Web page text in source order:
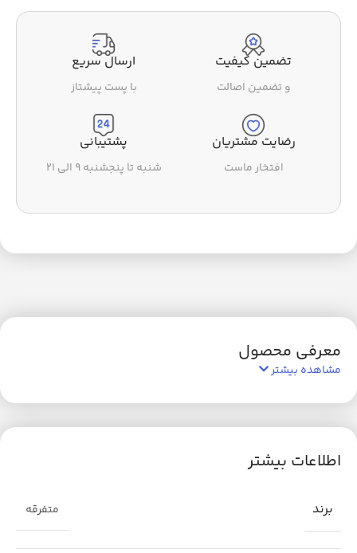
تضمین کیفیت
و تضمین اصالت
ارسال سریع
با پست پیشتاز
رضایت مشتریان
افتخار ماست
پشتیبانی
شنبه تا پنجشنبه ۹ الی ۲۱
معرفی محصول
مشاهده بیشتر
اطلاعات بیشتر
برند متفرقه